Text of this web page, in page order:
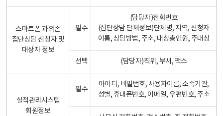
스마트폰 과의존
집단상담 신청자 및
대상자 정보
필수
(담당자)전화번호
(집단상담 단체정보)단체명, 지역, 신청자
이름, 상담방법, 주소, 대상총인원, 주대상
선택 (담당자)직위, 부서, 팩스
실적관리시스템
회원정보
필수
아이디, 비밀번호, 사용자이름, 소속기관,
성별, 휴대폰번호, 이메일, 우편번호, 주소